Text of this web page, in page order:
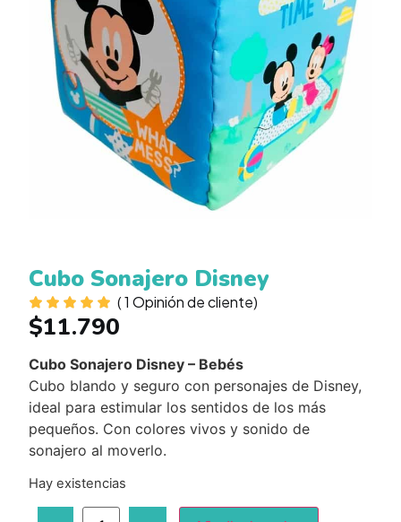
Cubo Sonajero Disney
(1 Opinión de cliente)
$11.790
Cubo Sonajero Disney – Bebés
Cubo blando y seguro con personajes de Disney,
ideal para estimular los sentidos de los más
pequeños. Con colores vivos y sonido de
sonajero al moverlo.
Hay existencias